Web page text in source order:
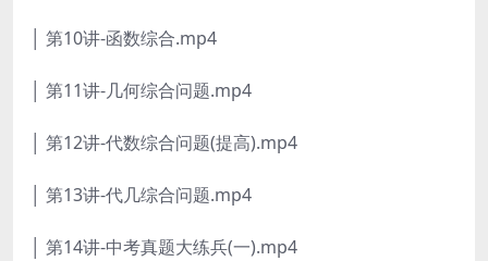
│ 第10讲-函数综合.mp4
│ 第11讲-几何综合问题.mp4
│ 第12讲-代数综合问题(提高).mp4
│ 第13讲-代几综合问题.mp4
│ 第14讲-中考真题大练兵(一).mp4